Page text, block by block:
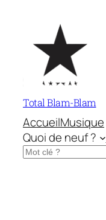
contenu
Total Blam-Blam
AccueilMusique
Quoi de neuf ?
Rechercher